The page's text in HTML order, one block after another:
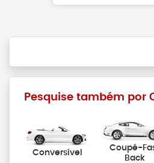
Pesquise também por
Conversível
Coupé-
Back